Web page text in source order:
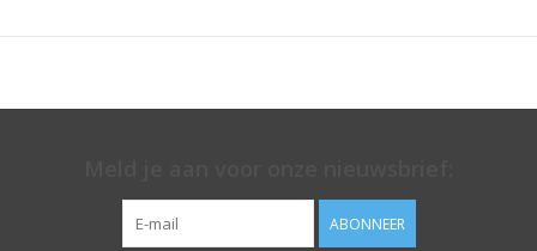
ABONNEER